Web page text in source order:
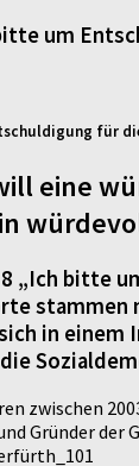
um
für
eine
„Ich bitte
in einem
zwischen
Gründer der